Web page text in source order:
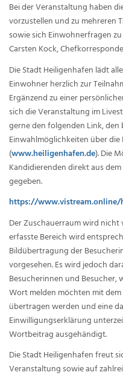
Bei der Veranstaltung haben
vorzustellen und zu mehreren
sowie sich Einwohnerfragen
Carsten Kock,
Die Stadt Heiligenhafen lädt
Einwohner herzlich zur
Ergänzend zu einer
sich die Veranstaltung im
gerne den folgenden Link,
Einwahlmöglichkeiten über
(www.heiligenhafen.de). Die
Kandidierenden direkt aus
gegeben.
https://www.vistream.online/
Der Zuschauerraum wird nicht
erfasste Bereich wird
Bildübertragung der
vorgesehen. Es wird jedoch
Besucherinnen und Besucher,
Wort melden möchten mit
übertragen werden und eine
Einwilligungserklärung
Wortbeitrag ausgehändigt.
Die Stadt Heiligenhafen freut
Veranstaltung sowie auf